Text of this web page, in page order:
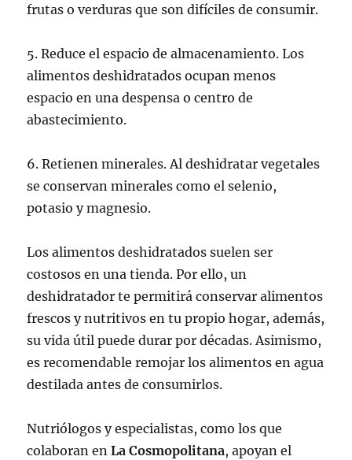
frutas o verduras que son difíciles de consumir.
5. Reduce el espacio de almacenamiento. Los
alimentos deshidratados ocupan menos
espacio en una despensa o centro de
abastecimiento.
6. Retienen minerales. Al deshidratar vegetales
se conservan minerales como el selenio,
potasio y magnesio.
Los alimentos deshidratados suelen ser
costosos en una tienda. Por ello, un
deshidratador te permitirá conservar alimentos
frescos y nutritivos en tu propio hogar, además,
su vida útil puede durar por décadas. Asimismo,
es recomendable remojar los alimentos en agua
destilada antes de consumirlos.
Nutriólogos y especialistas, como los que
colaboran enLa Cosmopolitana, apoyan el